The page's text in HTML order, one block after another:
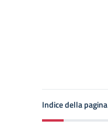
Indice della pagina